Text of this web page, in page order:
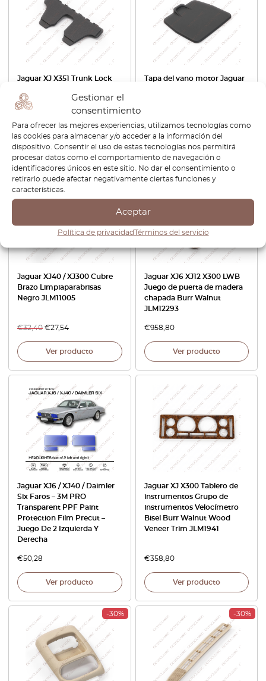
Gestionar el
consentimiento
Para ofrecer las mejores experiencias, utilizamos tecnologías como
las cookies para almacenar y/o acceder a la información del
dispositivo. Consentir el uso de estas tecnologías nos permitirá
procesar datos como el comportamiento de navegación o
identificadores únicos en este sitio. No dar el consentimiento o
retirarlo puede afectar negativamente ciertas funciones y
características.
Aceptar
Política de privacidadTérminos del servicio
Jaguar XJ X351 Trunk Lock
F406A64-AF
Ver producto
Tapa del vano motor Jaguar
Ver producto
Jaguar XJ40 / XJ300 Cubre
Brazo Limpiaparabrisas
Negro JLM11005
€32,40 €27,54
Ver producto
Jaguar XJ6 XJ12 X300 LWB
Juego de puerta de madera
chapada Burr Walnut
JLM12293
€958,80
Ver producto
Jaguar XJ6 / XJ40 / Daimler
Six Faros – 3M PRO
Transparent PPF Paint
Protection Film Precut –
Juego De 2 Izquierda Y
Derecha
€50,28
Ver producto
Jaguar XJ X300 Tablero de
instrumentos Grupo de
instrumentos Velocímetro
Bisel Burr Walnut Wood
Veneer Trim JLM1941
€358,80
Ver producto
-30% -30%